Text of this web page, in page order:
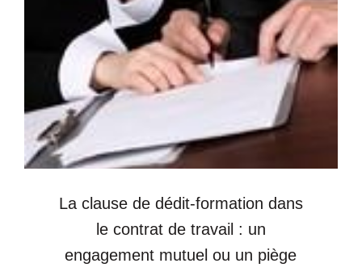
La clause de dédit-formation dans
le contrat de travail : un
engagement mutuel ou un piège